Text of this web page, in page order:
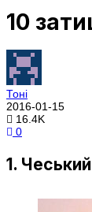
10
Тоні
2016-01-15
16.4K
0
1.